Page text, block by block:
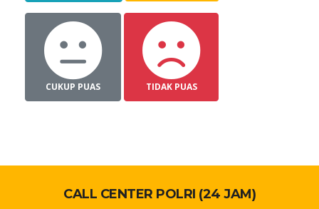
CUKUP PUAS TIDAK PUAS
CALL CENTER POLRI (24 JAM)